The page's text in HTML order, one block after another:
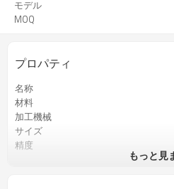
モデル
MOQ
プロパティ
名称
材料
加工機械
サイズ
精度
もっと見